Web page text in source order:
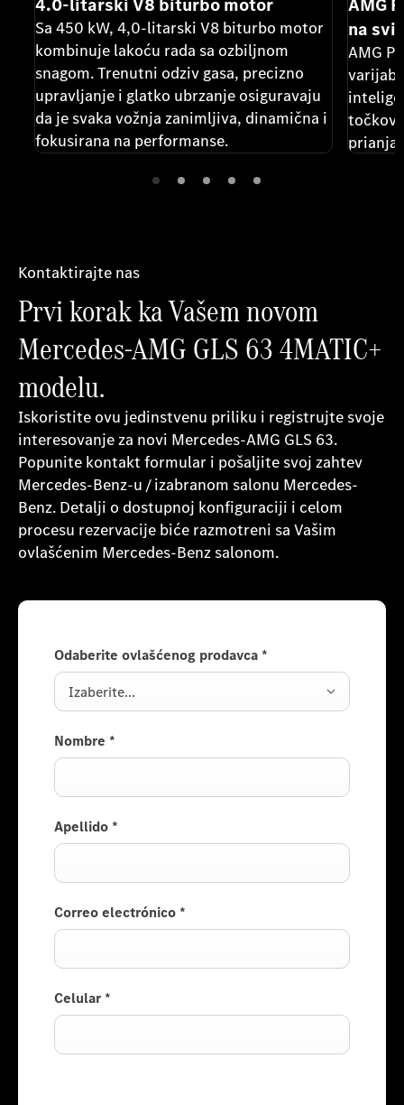
Sa 450 kW, 4,0-litarski V8 biturbo motor
kombinuje lakoću rada sa ozbiljnom
snagom. Trenutni odziv gasa, precizno
upravljanje i glatko ubrzanje osiguravaju
da je svaka vožnja zanimljiva, dinamična i
fokusirana na performanse.
na
AMG
Kontaktirajte nas
Prvi korak ka Vašem novom
Mercedes-AMG GLS 63 4MATIC+
modelu.
Iskoristite ovu jedinstvenu priliku i registrujte svoje
interesovanje za novi Mercedes-AMG GLS 63.
Popunite kontakt formular i pošaljite svoj zahtev
Mercedes-Benz-u / izabranom salonu Mercedes-
Benz. Detalji o dostupnoj konfiguraciji i celom
procesu rezervacije biće razmotreni sa Vašim
ovlašćenim Mercedes-Benz salonom.
Odaberite ovlašćenog prodavca *
Izaberite...
Nombre *
Apellido *
Correo electrónico *
Celular *